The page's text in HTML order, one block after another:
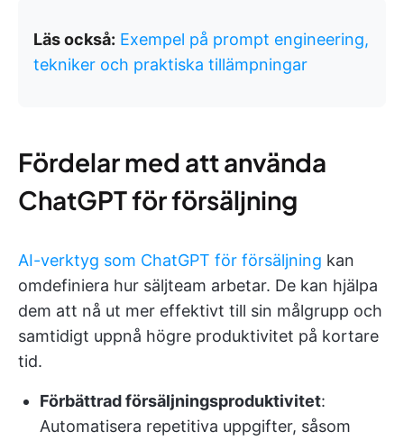
Läs också: Exempel på prompt engineering,
tekniker och praktiska tillämpningar
Fördelar med att använda
ChatGPT för försäljning
AI-verktyg som ChatGPT för försäljning kan
omdefiniera hur säljteam arbetar. De kan hjälpa
dem att nå ut mer effektivt till sin målgrupp och
samtidigt uppnå högre produktivitet på kortare
tid.
Förbättrad försäljningsproduktivitet:
Automatisera repetitiva uppgifter, såsom